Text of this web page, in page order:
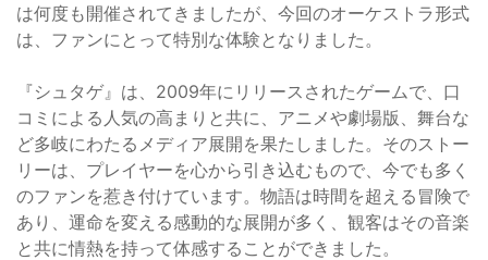
は何度も開催されてきましたが、今回のオーケストラ形式
は、ファンにとって特別な体験となりました。
『シュタゲ』は、2009年にリリースされたゲームで、口
コミによる人気の高まりと共に、アニメや劇場版、舞台な
ど多岐にわたるメディア展開を果たしました。そのストー
リーは、プレイヤーを心から引き込むもので、今でも多く
のファンを惹き付けています。物語は時間を超える冒険で
あり、運命を変える感動的な展開が多く、観客はその音楽
と共に情熱を持って体感することができました。